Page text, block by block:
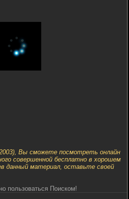
Вы сможете посмотреть онлайн
совершенной бесплатно в хорошем
данный материал, оставьте своей
пользоваться Поиском!